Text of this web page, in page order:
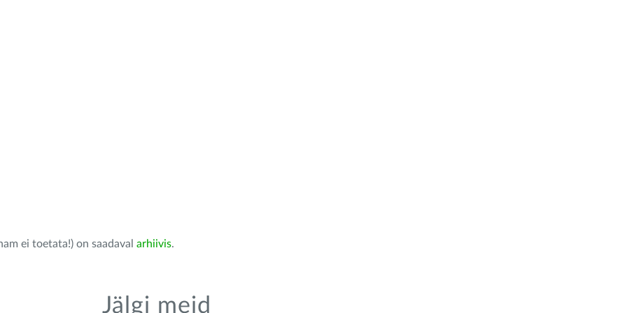
ei toetata!) on saadaval arhiivis.
Jälgi meid